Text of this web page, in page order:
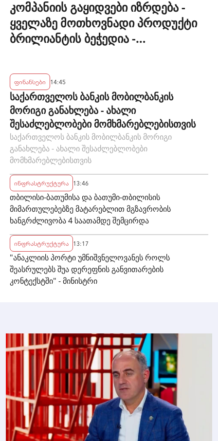
კომპანიის გაყიდვები იზრდება -
ყველაზე მოთხოვნადი პროდუქტი
ბრილიანტის ბეჭედია -
ფინანსები 14:45
საქართველოს ბანკის მობილბანკის
მორიგი განახლება - ახალი
შესაძლებლობები მომხმარებლებისთვის
საქართველოს ბანკის მობილბანკის მორიგი
განახლება - ახალი შესაძლებლობები
მომხმარებლებისთვის
ინფრასტრუქტურა 13:46
თბილისი-ბათუმისა და ბათუმი-თბილისის
მიმართულებებზე მატარებლით მგზავრობის
ხანგრძლივობა 4 საათამდე შემცირდა
ინფრასტრუქტურა 13:17
"ანაკლიის პორტი უმნიშვნელოვანეს როლს
შეასრულებს შუა დერეფნის განვითარების
კონტექსტში" - მინისტრი